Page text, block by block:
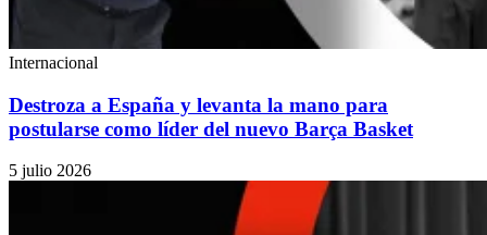
Internacional
Destroza a España y levanta la mano para
postularse como líder del nuevo Barça Basket
5 julio 2026